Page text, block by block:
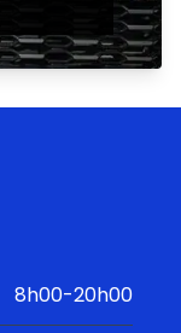
8h00-20h00